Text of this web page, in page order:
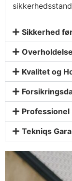
Sikkerhed
Kvalitet og
Professionel
Tekniqs